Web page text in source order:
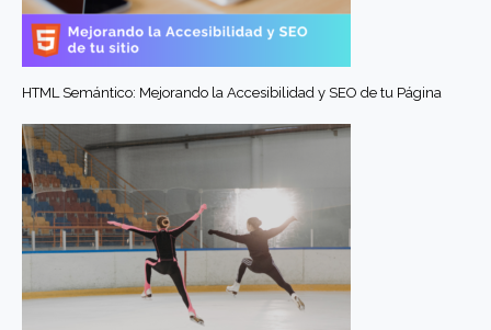
HTML Semántico: Mejorando la Accesibilidad y SEO de tu Página